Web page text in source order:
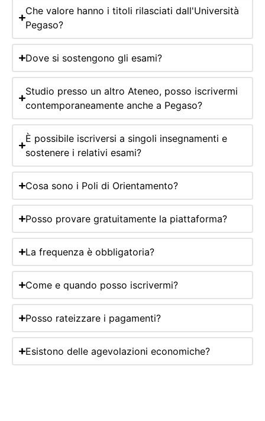
Che valore hanno i titoli rilasciati dall'Università
Pegaso?
Dove si sostengono gli esami?
Studio presso un altro Ateneo, posso iscrivermi
contemporaneamente anche a Pegaso?
È possibile iscriversi a singoli insegnamenti e
sostenere i relativi esami?
Cosa sono i Poli di Orientamento?
Posso provare gratuitamente la piattaforma?
La frequenza è obbligatoria?
Come e quando posso iscrivermi?
Posso rateizzare i pagamenti?
Esistono delle agevolazioni economiche?